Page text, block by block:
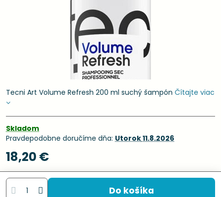
Tecni Art Volume Refresh 200 ml suchý šampón Čítajte viac
Skladom
Pravdepodobne doručíme dňa: Utorok11.8.2026
18,20 €
Do košíka